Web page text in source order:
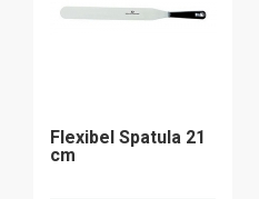
Flexibel Spatula 21
cm